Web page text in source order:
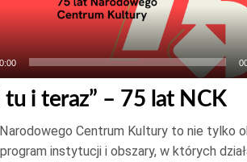
tu i teraz” – 75 lat NCK
Centrum Kultury to nie tylko
instytucji i obszary, w których